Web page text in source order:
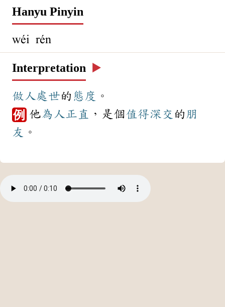
Hanyu Pinyin
wéi rén
Interpretation ▶️
做人 處世的 態度 。
例 他為人 正直 ，是個值得深交 的 朋
友 。